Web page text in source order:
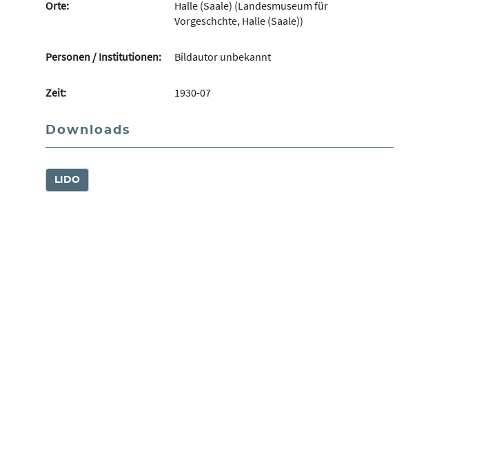
Orte:
Halle (Saale) (Landesmuseum für
Vorgeschchte, Halle (Saale))
Personen / Institutionen: Bildautor unbekannt
Zeit: 1930-07
Downloads
LIDO